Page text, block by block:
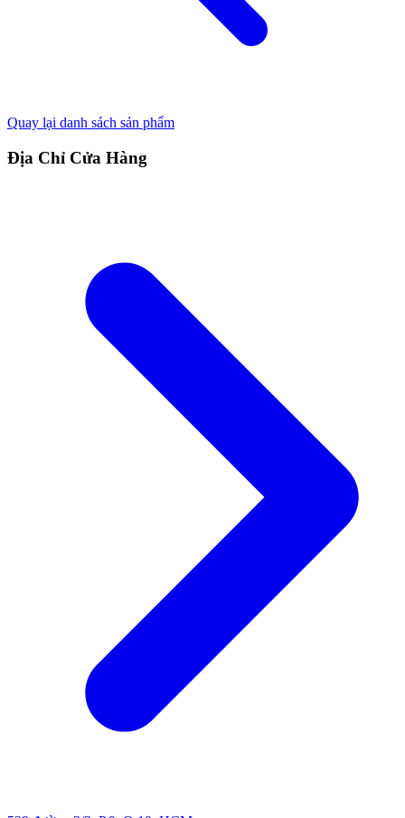
Quay lại danh sách sản phẩm
Địa Chỉ Cửa Hàng